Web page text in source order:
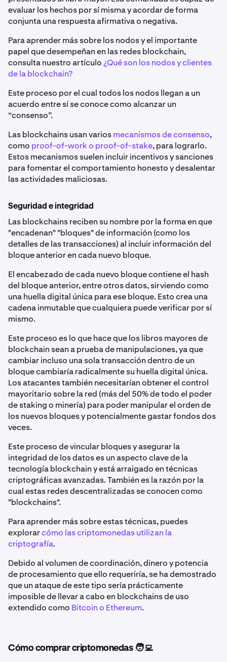
evaluar los hechos por sí misma y acordar de forma
conjunta una respuesta afirmativa o negativa.
Para aprender más sobre los nodos y el importante
papel que desempeñan en las redes blockchain,
consulta nuestro artículo¿Qué son los nodos y clientes
de la blockchain?
Este proceso por el cual todos los nodos llegan a un
acuerdo entre sí se conoce como alcanzar un
“consenso”.
Las blockchains usan variosmecanismos de consenso,
como proof-of-work o proof-of-stake, para lograrlo.
Estos mecanismos suelen incluir incentivos y sanciones
para fomentar el comportamiento honesto y desalentar
las actividades maliciosas.
Seguridad e integridad
Las blockchains reciben su nombre por la forma en que
"encadenan" "bloques" de información (como los
detalles de las transacciones) al incluir información del
bloque anterior en cada nuevo bloque.
El encabezado de cada nuevo bloque contiene el hash
del bloque anterior, entre otros datos, sirviendo como
una huella digital única para ese bloque. Esto crea una
cadena inmutable que cualquiera puede verificar por sí
mismo.
Este proceso es lo que hace que los libros mayores de
blockchain sean a prueba de manipulaciones, ya que
cambiar incluso una sola transacción dentro de un
bloque cambiaría radicalmente su huella digital única.
Los atacantes también necesitarían obtener el control
mayoritario sobre la red (más del 50% de todo el poder
de staking o minería) para poder manipular el orden de
los nuevos bloques y potencialmente gastar fondos dos
veces.
Este proceso de vincular bloques y asegurar la
integridad de los datos es un aspecto clave de la
tecnología blockchain y está arraigado en técnicas
criptográficas avanzadas. También es la razón por la
cual estas redes descentralizadas se conocen como
"blockchains".
Para aprender más sobre estas técnicas, puedes
explorarcómo las criptomonedas utilizan la
criptografía.
Debido al volumen de coordinación, dinero y potencia
de procesamiento que ello requeriría, se ha demostrado
que un ataque de este tipo sería prácticamente
imposible de llevar a cabo en blockchains de uso
extendido como Bitcoin o Ethereum.
Cómo comprar criptomonedas 🧑‍💻